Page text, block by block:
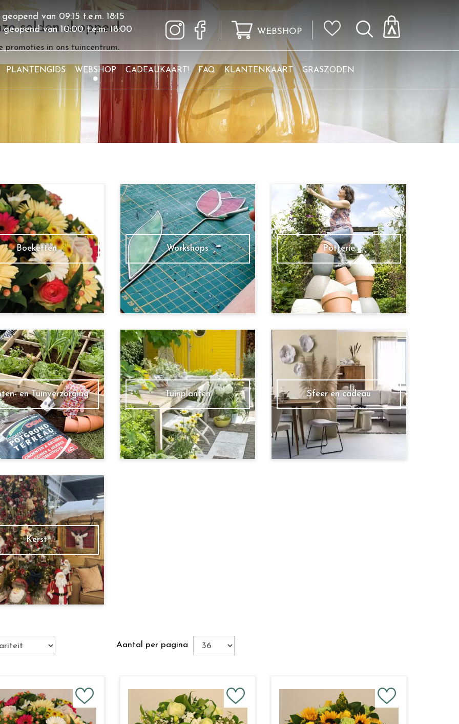
solden shoppen!
promoties in ons tuincentrum.
van 09:15 t.e.m. 18:15
geopend van10:00t.e.m.18:00 WEBSHOP
PLANTENGIDS WEBSHOP CADEAUKAART! FAQ KLANTENKAART GRASZODEN
Boeketten Workshops Potterie
en Tuinverzorging Tuinplanten Sfeer en cadeau
Kerst
Aantal per pagina